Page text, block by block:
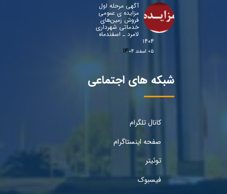
آگهی مرحله اول
مزایده ی عمومی
فروش زمین‌های
خدماتی شهرداری
لامرد ـ اسفندماه
۱۴۰۴
۰۵ اسفند ۰۴
شبکه های اجتماعی
کانال تلگرام
صفحه اینستاگرام
توئیتر
فیسبوک